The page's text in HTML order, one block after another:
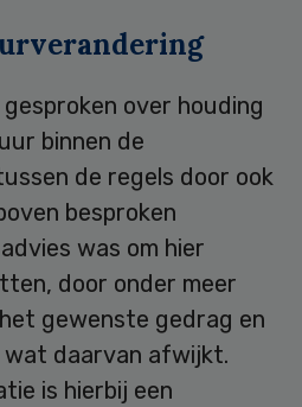
over houding
binnen de
de regels door ook
besproken
was om hier
door onder meer
gewenste gedrag en
wat daarvan afwijkt.
is hierbij een